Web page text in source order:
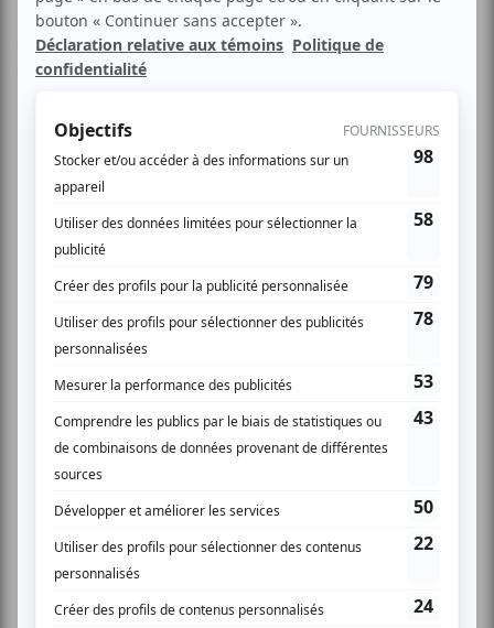
recherche chorégraphique, la compagnie Montréal Danse a
le plaisir de vous conviez aux Conférences du matin. Nos
invités cette année sont messieurs Larry Lavender,Sylvain
B.L.eux. Ne manquez pas ce rendez-vous de la danse
contemporaine !
Discussion avec Benoît Lachambre
Récipiendaire du prestigieux prix Bessie Award,
chorégraphe de renommée internationale, M. Lachambre
nous présentait au Festival TransAmériques, en mai
années de recherche et une grande expérience de la
scène, Benoît explore la complexité des modèles intérieurs
du corps et identifie leur dynamique propre de mouvement.
www.montrealdanse.com